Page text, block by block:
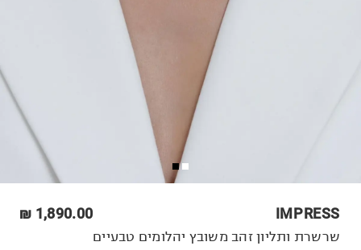
IMPRESS
1,890.00 ₪
שרשרת ותליון זהב משובץ יהלומים טבעיים